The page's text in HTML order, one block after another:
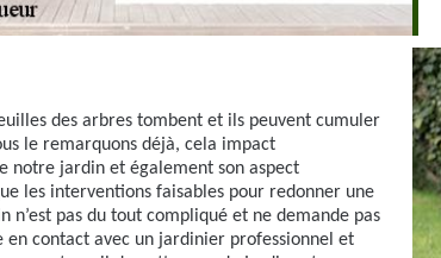
des arbres tombent et ils peuvent cumuler
le remarquons déjà, cela impact
notre jardin et également son aspect
les interventions faisables pour redonner une
n’est pas du tout compliqué et ne demande pas
contact avec un jardinier professionnel et